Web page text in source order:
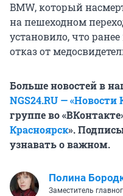
BMW, который
на пешеходном
установило, что
отказ от
Больше новостей в
NGS24.RU — «Новости
группе во
Красноярск».
узнавать о важном.
Полина
Заместитель